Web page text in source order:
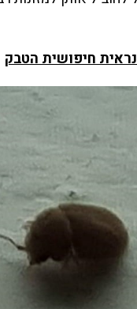
חיפושית הטבק